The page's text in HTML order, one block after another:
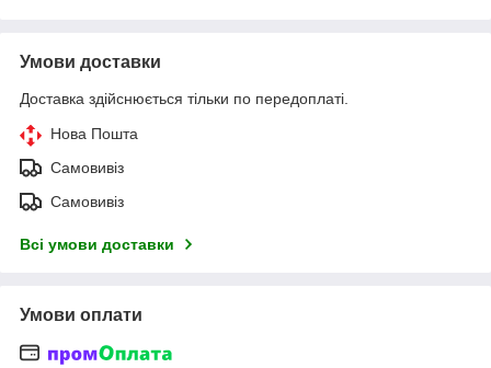
Умови доставки
Доставка здійснюється тільки по передоплаті.
Нова Пошта
Самовивіз
Самовивіз
Всі умови доставки
Умови оплати